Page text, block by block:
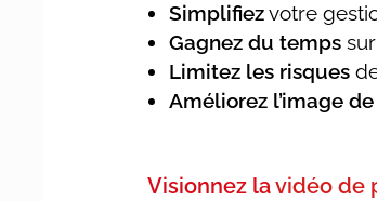
Simplifiezvotre
Gagnez du temps
Limitez les risques
Améliorez l’image
Visionnez lavidéo de